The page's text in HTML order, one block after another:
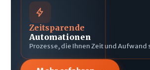
Zeitsparende
Automationen
Prozesse, die Ihnen Zeit und Aufwand